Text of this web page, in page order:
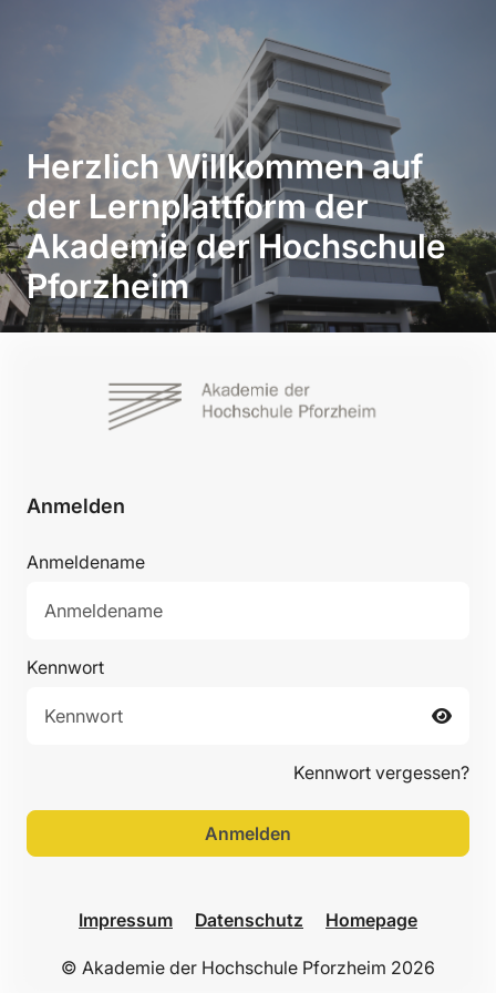
Anmelden
Anmeldename
Kennwort
Kennwort vergessen?
Anmelden
Impressum Datenschutz Homepage
© Akademie der Hochschule Pforzheim 2026
Herzlich Willkommen auf
der Lernplattform der
Akademie der Hochschule
Pforzheim